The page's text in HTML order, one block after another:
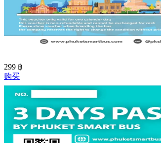
299 ฿
购买